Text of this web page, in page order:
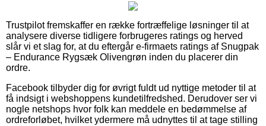
Trustpilot fremskaffer en række fortræffelige løsninger til at
analysere diverse tidligere forbrugeres ratings og herved
slår vi et slag for, at du eftergår e-firmaets ratings af Snugpak
– Endurance Rygsæk Olivengrøn inden du placerer din
ordre.
Facebook tilbyder dig for øvrigt fuldt ud nyttige metoder til at
få indsigt i webshoppens kundetilfredshed. Derudover ser vi
nogle netshops hvor folk kan meddele en bedømmelse af
ordreforløbet, hvilket ydermere må udnyttes til at tage stilling